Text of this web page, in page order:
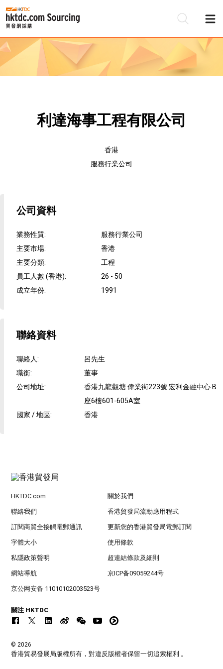
利達海事工程有限公司
香港
服務行業公司
公司資料
業務性質:
服務行業公司
主要市場:
香港
主要分類:
工程
員工人數 (香港):
26 - 50
成立年份: 1991
聯絡資料
聯絡人:
呂先生
職銜:
董事
公司地址:
香港九龍觀塘 偉業街223號 宏利金融中心 B
座6樓601-605A室
國家 / 地區: 香港
HKTDC.com 關於我們
聯絡我們 香港貿發局流動應用程式
訂閱商貿全接觸電郵通訊 更新您的香港貿發局電郵訂閱
字體大小 使用條款
私隱政策聲明 超連結條款及細則
網站導航 京ICP备09059244号
京公网安备 11010102003523号
關注 HKTDC
© 2026
香港貿易發展局版權所有，對違反版權者保留一切追索權利 。